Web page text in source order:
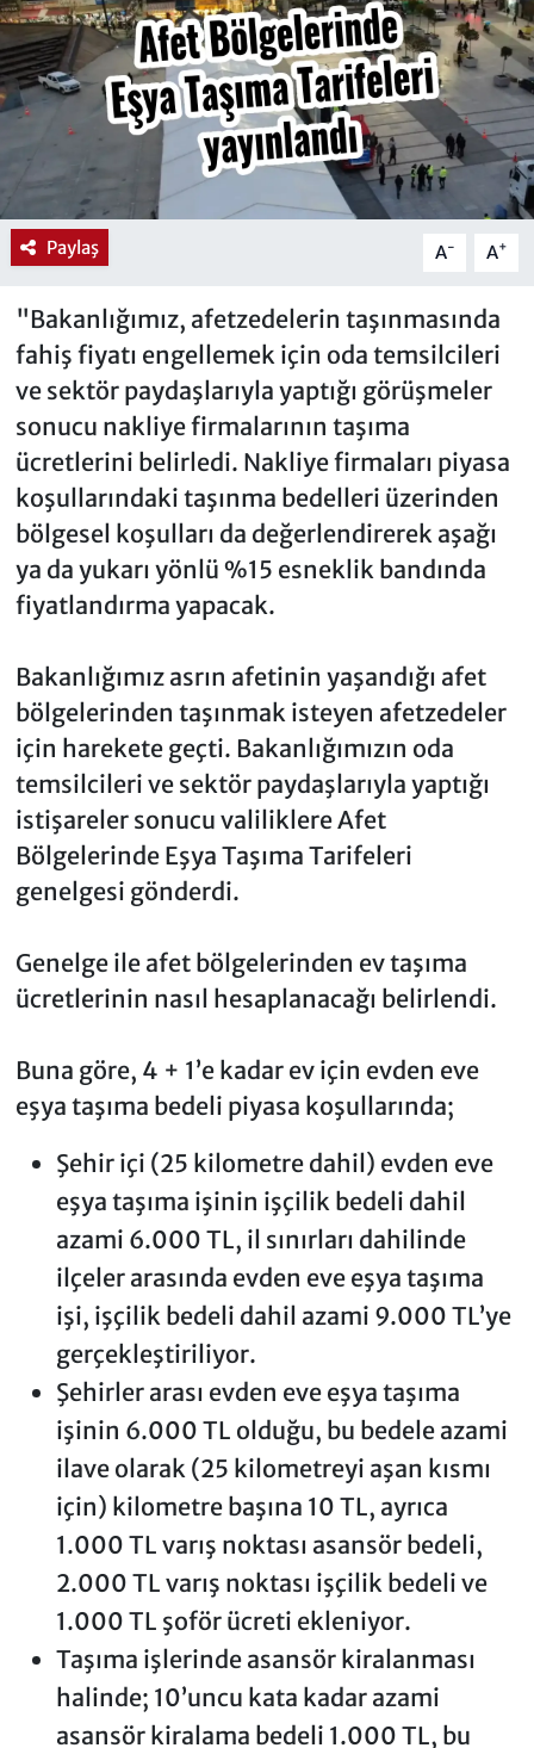
Paylaş A- A+
"Bakanlığımız, afetzedelerin taşınmasında
fahiş fiyatı engellemek için oda temsilcileri
ve sektör paydaşlarıyla yaptığı görüşmeler
sonucu nakliye firmalarının taşıma
ücretlerini belirledi. Nakliye firmaları piyasa
koşullarındaki taşınma bedelleri üzerinden
bölgesel koşulları da değerlendirerek aşağı
ya da yukarı yönlü %15 esneklik bandında
fiyatlandırma yapacak.
Bakanlığımız asrın afetinin yaşandığı afet
bölgelerinden taşınmak isteyen afetzedeler
için harekete geçti. Bakanlığımızın oda
temsilcileri ve sektör paydaşlarıyla yaptığı
istişareler sonucu valiliklere Afet
Bölgelerinde Eşya Taşıma Tarifeleri
genelgesi gönderdi.
Genelge ile afet bölgelerinden ev taşıma
ücretlerinin nasıl hesaplanacağı belirlendi.
Buna göre, 4 + 1’e kadar ev için evden eve
eşya taşıma bedeli piyasa koşullarında;
Şehir içi (25 kilometre dahil) evden eve
eşya taşıma işinin işçilik bedeli dahil
azami 6.000 TL, il sınırları dahilinde
ilçeler arasında evden eve eşya taşıma
işi, işçilik bedeli dahil azami 9.000 TL’ye
gerçekleştiriliyor.
Şehirler arası evden eve eşya taşıma
işinin 6.000 TL olduğu, bu bedele azami
ilave olarak (25 kilometreyi aşan kısmı
için) kilometre başına 10 TL, ayrıca
1.000 TL varış noktası asansör bedeli,
2.000 TL varış noktası işçilik bedeli ve
1.000 TL şoför ücreti ekleniyor.
Taşıma işlerinde asansör kiralanması
halinde; 10’uncu kata kadar azami
asansör kiralama bedeli 1.000 TL, bu